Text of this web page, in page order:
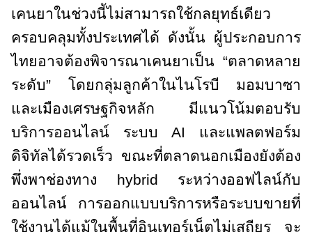
เคนยาในช่วงนี้ไม่สามารถใช้กลยุทธ์เดียว
ครอบคลุมทั้งประเทศได้ ดังนั้น ผู้ประกอบการ
ไทยอาจต้องพิจารณาเคนยาเป็น “ตลาดหลาย
ระดับ” โดยกลุ่มลูกค้าในไนโรบี มอมบาซา
และเมืองเศรษฐกิจหลัก มีแนวโน้มตอบรับ
บริการออนไลน์ ระบบAI และแพลตฟอร์ม
ดิจิทัลได้รวดเร็ว ขณะที่ตลาดนอกเมืองยังต้อง
พึ่งพาช่องทาง
hybrid ระหว่างออฟไลน์กับ
ออนไลน์ การออกแบบบริการหรือระบบขายที่
ใช้งานได้แม้ในพื้นที่อินเทอร์เน็ตไม่เสถียร จะ